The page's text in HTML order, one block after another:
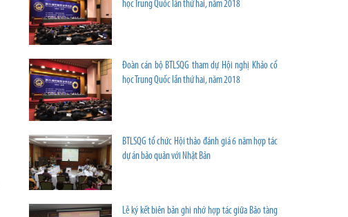
học Trung Quốc lần thứ hai, năm 2018
Đoàn cán bộ BTLSQG tham dự Hội nghị Khảo cổ
học Trung Quốc lần thứ hai, năm 2018
BTLSQG tổ chức Hội thảo đánh giá 6 năm hợp tác
dự án bảo quản với Nhật Bản
Lễ ký kết biên bản ghi nhớ hợp tác giữa Bảo tàng